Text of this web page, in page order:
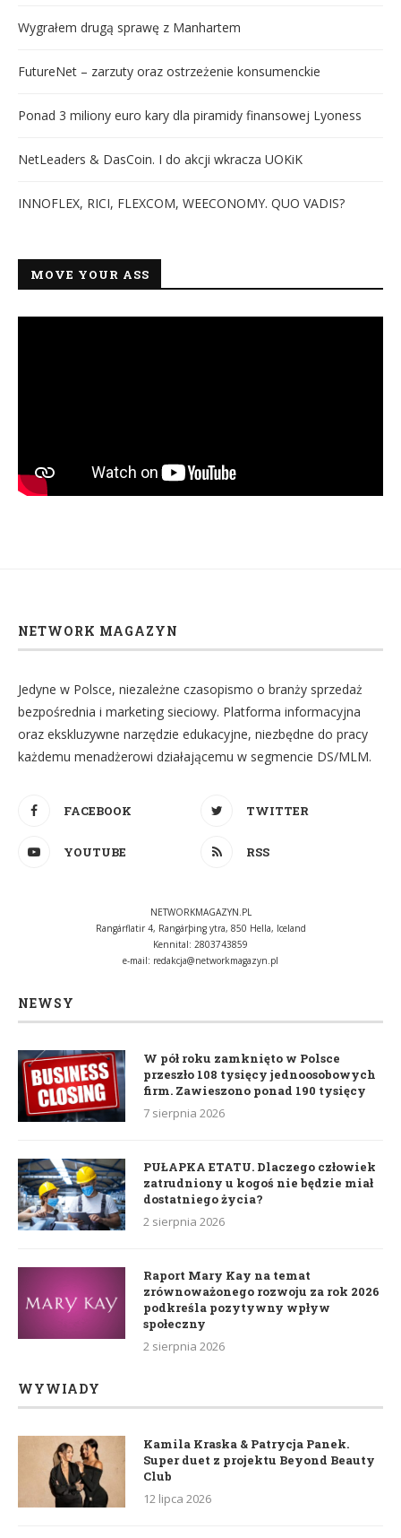
Wygrałem drugą sprawę z Manhartem
FutureNet – zarzuty oraz ostrzeżenie konsumenckie
Ponad 3 miliony euro kary dla piramidy finansowej Lyoness
NetLeaders & DasCoin. I do akcji wkracza UOKiK
INNOFLEX, RICI, FLEXCOM, WEECONOMY. QUO VADIS?
MOVE YOUR ASS
NETWORK MAGAZYN
Jedyne w Polsce, niezależne czasopismo o branży sprzedaż
bezpośrednia i marketing sieciowy. Platforma informacyjna
oraz ekskluzywne narzędzie edukacyjne, niezbędne do pracy
każdemu menadżerowi działającemu w segmencie DS/MLM.
FACEBOOK TWITTER
YOUTUBE RSS
NETWORKMAGAZYN.PL
Rangárflatir 4, Rangárþing ytra, 850 Hella, Iceland
Kennital: 2803743859
e-mail: redakcja@networkmagazyn.pl
NEWSY
W pół roku zamknięto w Polsce
przeszło 108 tysięcy jednoosobowych
firm. Zawieszono ponad 190 tysięcy
7 sierpnia 2026
PUŁAPKA ETATU. Dlaczego człowiek
zatrudniony u kogoś nie będzie miał
dostatniego życia?
2 sierpnia 2026
Raport Mary Kay na temat
zrównoważonego rozwoju za rok 2026
podkreśla pozytywny wpływ
społeczny
2 sierpnia 2026
WYWIADY
Kamila Kraska & Patrycja Panek.
Super duet z projektu Beyond Beauty
Club
12 lipca 2026